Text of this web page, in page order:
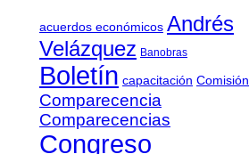
acuerdos económicos Andrés
Velázquez Banobras
Boletín capacitación Comisión
Comparecencia
Comparecencias
Congreso